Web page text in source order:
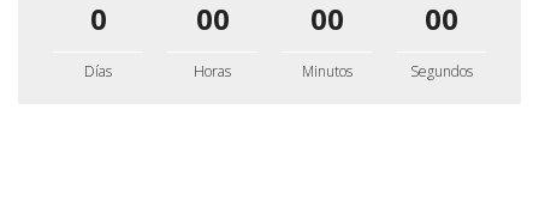
0
Días
00
Horas
00
Minutos
00
Segundos